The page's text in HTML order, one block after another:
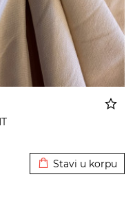
Stavi u korpu